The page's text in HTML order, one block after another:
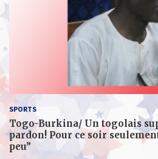
SPORTS
Togo-Burkina/ Un togolais
pardon! Pour ce soir
peu”